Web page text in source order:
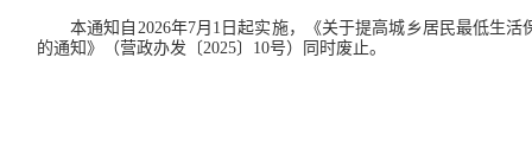
本通知自2026年7月1日起实施，《关于提高城乡居民最低生
的通知》（营政办发〔2025〕10号）同时废止。